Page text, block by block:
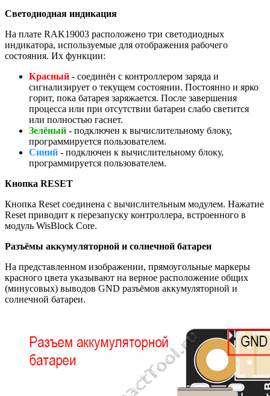
Светодиодная индикация
На плате RAK19003 расположено три светодиодных
индикатора, используемые для отображения рабочего
состояния. Их функции:
Красный - соединён с контроллером заряда и
сигнализирует о текущем состоянии. Постоянно и ярко
горит, пока батарея заряжается. После завершения
процесса или при отсутствии батареи слабо светится
или полностью гаснет.
Зелёный - подключен к вычислительному блоку,
программируется пользователем.
Синий - подключен к вычислительному блоку,
программируется пользователем.
Кнопка RESET
Кнопка Reset соединена с вычислительным модулем. Нажатие
Reset приводит к перезапуску контроллера, встроенного в
модуль WisBlock Core.
Разъёмы аккумуляторной и солнечной батареи
На представленном изображении, прямоугольные маркеры
красного цвета указывают на верное расположение общих
(минусовых) выводов GND разъёмов аккумуляторной и
солнечной батареи.